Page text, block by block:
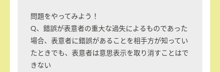
問題をやってみよう！
Q、錯誤が表意者の重大な過失によるものであった
場合、表意者に錯誤があることを相手方が知ってい
たときでも、表意者は意思表示を取り消すことはで
きない